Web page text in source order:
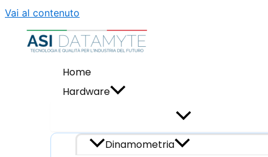
Vai al contenuto
Home
Hardware
Dinamometria